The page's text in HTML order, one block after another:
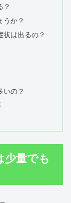
？
うか？
は出るの？
いの？
量でも